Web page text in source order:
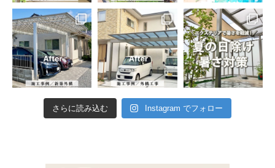
さらに読み込む Instagram でフォロー